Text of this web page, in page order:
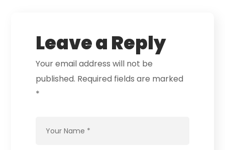
Leave a Reply
Your email address will not be
published. Required fields are marked
*